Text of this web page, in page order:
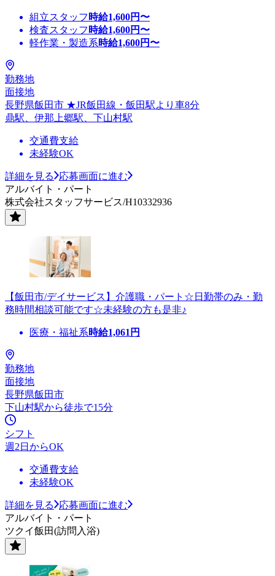
組立スタッフ 時給1,600円〜
検査スタッフ 時給1,600円〜
軽作業・製造系時給1,600円〜
勤務地
面接地
長野県飯田市 ★JR飯田線・飯田駅より車8分
鼎駅、伊那上郷駅、下山村駅
交通費支給
未経験OK
詳細を見る
応募画面に進む
アルバイト・パート
株式会社スタッフサービス/H10332936
【飯田市/デイサービス】介護職・パート☆日勤帯のみ・勤
務時間相談可能です☆未経験の方も是非♪
医療・福祉系時給1,061 円
勤務地
面接地
長野県飯田市
下山村駅から徒歩で15分
シフト
週2日からOK
交通費支給
未経験OK
詳細を見る
応募画面に進む
アルバイト・パート
ツクイ飯田(訪問入浴)